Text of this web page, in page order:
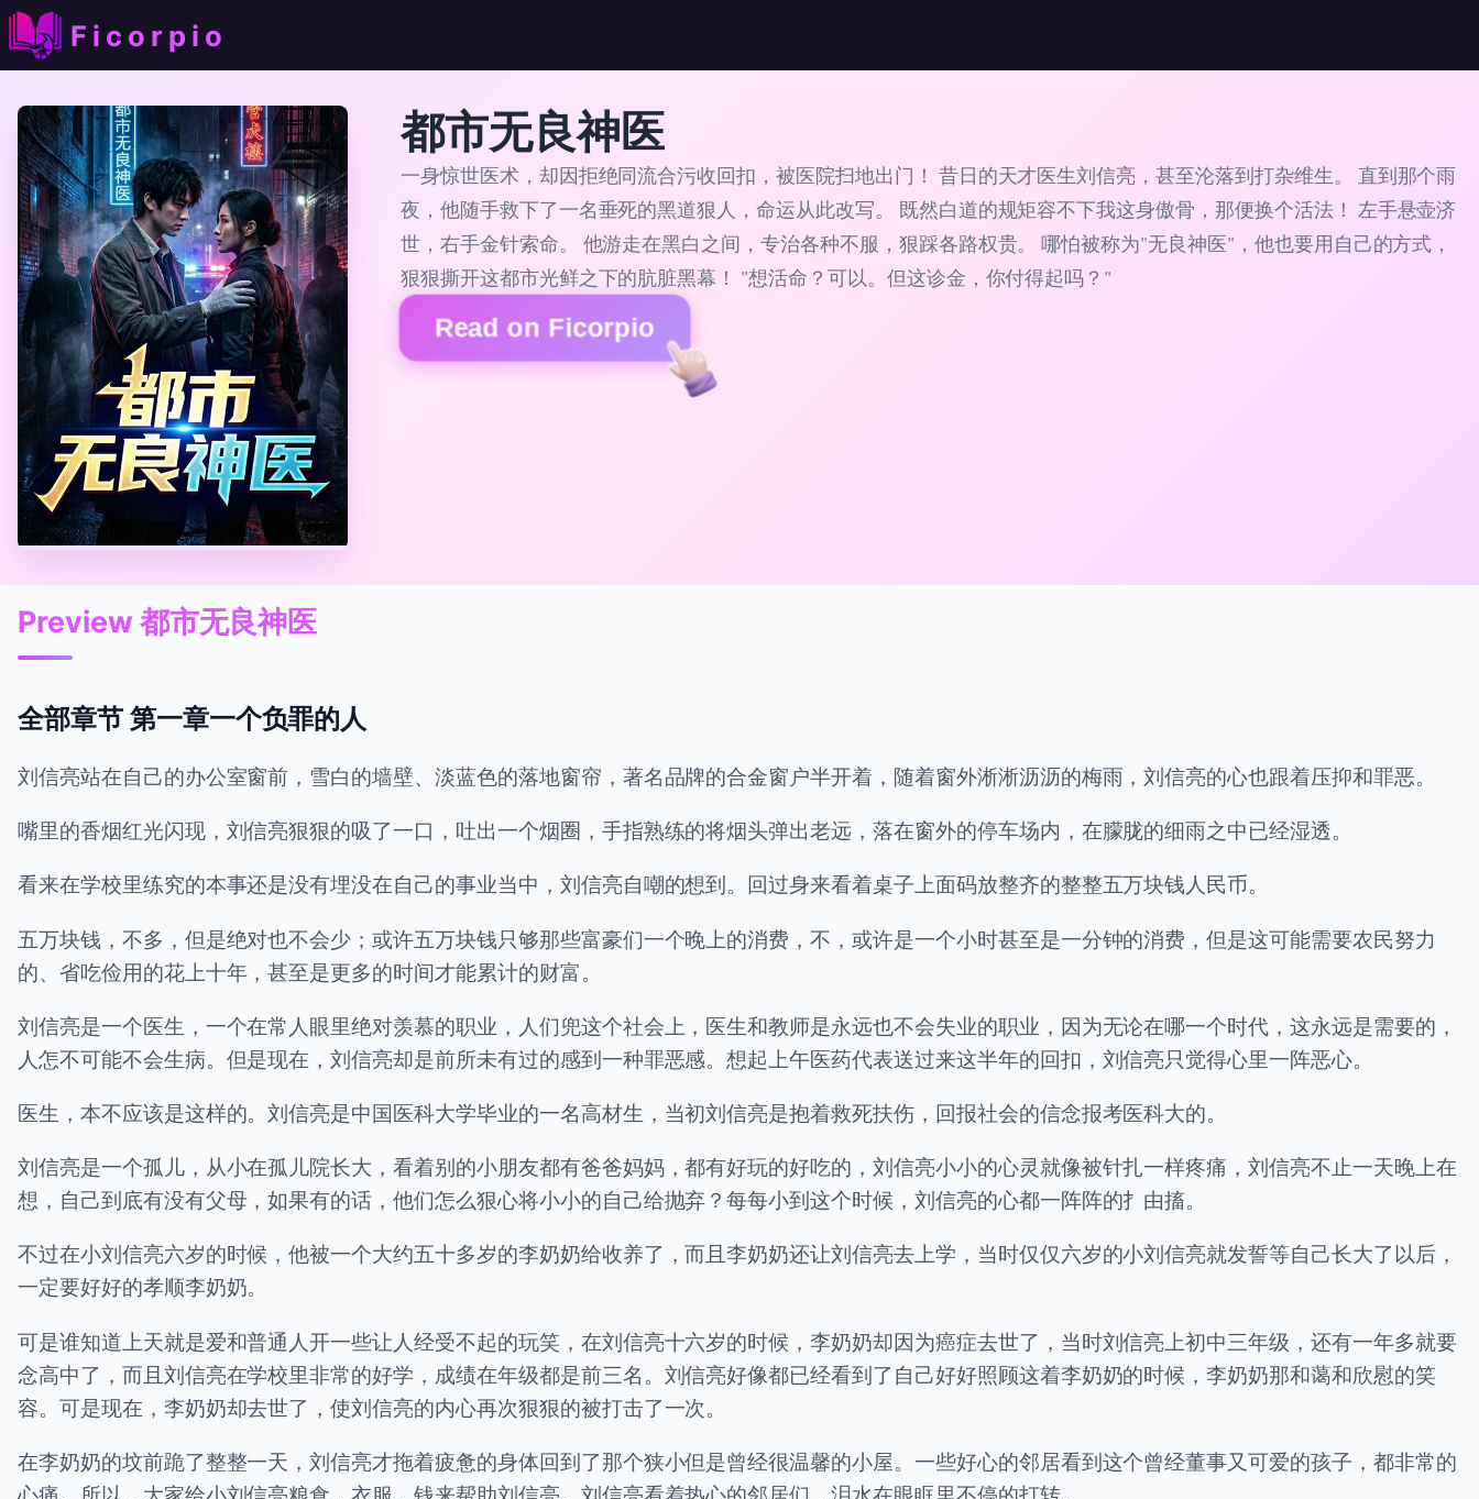
Ficorpio
都市无良神医
一身惊世医术，却因拒绝同流合污收回扣，被医院扫地出门！ 昔日的天才医生刘信亮，甚至沦落到打杂维生。 直到那个雨
夜，他随手救下了一名垂死的黑道狠人，命运从此改写。 既然白道的规矩容不下我这身傲骨，那便换个活法！ 左手悬壶济
世，右手金针索命。 他游走在黑白之间，专治各种不服，狠踩各路权贵。 哪怕被称为"无良神医"，他也要用自己的方式，
狠狠撕开这都市光鲜之下的肮脏黑幕！ "想活命？可以。但这诊金，你付得起吗？"
Read on Ficorpio
Preview 都市无良神医
全部章节 第一章一个负罪的人
刘信亮站在自己的办公室窗前，雪白的墙壁、淡蓝色的落地窗帘，著名品牌的合金窗户半开着，随着窗外淅淅沥沥的梅雨，刘信亮的心也跟着压抑和罪恶。
嘴里的香烟红光闪现，刘信亮狠狠的吸了一口，吐出一个烟圈，手指熟练的将烟头弹出老远，落在窗外的停车场内，在朦胧的细雨之中已经湿透。
看来在学校里练究的本事还是没有埋没在自己的事业当中，刘信亮自嘲的想到。回过身来看着桌子上面码放整齐的整整五万块钱人民币。
五万块钱，不多，但是绝对也不会少；或许五万块钱只够那些富豪们一个晚上的消费，不，或许是一个小时甚至是一分钟的消费，但是这可能需要农民努力
的、省吃俭用的花上十年，甚至是更多的时间才能累计的财富。
刘信亮是一个医生，一个在常人眼里绝对羡慕的职业，人们兜这个社会上，医生和教师是永远也不会失业的职业，因为无论在哪一个时代，这永远是需要的，
人怎不可能不会生病。但是现在，刘信亮却是前所未有过的感到一种罪恶感。想起上午医药代表送过来这半年的回扣，刘信亮只觉得心里一阵恶心。
医生，本不应该是这样的。刘信亮是中国医科大学毕业的一名高材生，当初刘信亮是抱着救死扶伤，回报社会的信念报考医科大的。
刘信亮是一个孤儿，从小在孤儿院长大，看着别的小朋友都有爸爸妈妈，都有好玩的好吃的，刘信亮小小的心灵就像被针扎一样疼痛，刘信亮不止一天晚上在
想，自己到底有没有父母，如果有的话，他们怎么狠心将小小的自己给抛弃？每每小到这个时候，刘信亮的心都一阵阵的扌由搐。
不过在小刘信亮六岁的时候，他被一个大约五十多岁的李奶奶给收养了，而且李奶奶还让刘信亮去上学，当时仅仅六岁的小刘信亮就发誓等自己长大了以后，
一定要好好的孝顺李奶奶。
可是谁知道上天就是爱和普通人开一些让人经受不起的玩笑，在刘信亮十六岁的时候，李奶奶却因为癌症去世了，当时刘信亮上初中三年级，还有一年多就要
念高中了，而且刘信亮在学校里非常的好学，成绩在年级都是前三名。刘信亮好像都已经看到了自己好好照顾这着李奶奶的时候，李奶奶那和蔼和欣慰的笑
容。可是现在，李奶奶却去世了，使刘信亮的内心再次狠狠的被打击了一次。
在李奶奶的坟前跪了整整一天，刘信亮才拖着疲惫的身体回到了那个狭小但是曾经很温馨的小屋。一些好心的邻居看到这个曾经董事又可爱的孩子，都非常的